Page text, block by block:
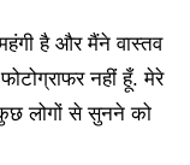
है और मैंने वास्तव
नहीं हूँ. मेरे
लोगों से सुनने को